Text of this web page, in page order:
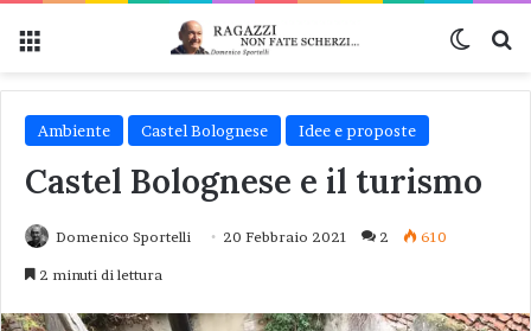
Ambiente Castel Bolognese Idee e proposte
Castel Bolognese e il turismo
Domenico Sportelli 20 Febbraio 2021 2 610
2 minuti di lettura